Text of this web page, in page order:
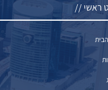
ראשי //